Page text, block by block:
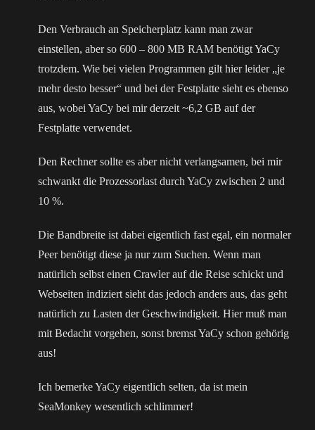
Den Verbrauch an Speicherplatz kann man zwar
einstellen, aber so 600 – 800 MB RAM benötigt YaCy
trotzdem. Wie bei vielen Programmen gilt hier leider „je
mehr desto besser“ und bei der Festplatte sieht es ebenso
aus, wobei YaCy bei mir derzeit ~6,2 GB auf der
Festplatte verwendet.
Den Rechner sollte es aber nicht verlangsamen, bei mir
schwankt die Prozessorlast durch YaCy zwischen 2 und
10 %.
Die Bandbreite ist dabei eigentlich fast egal, ein normaler
Peer benötigt diese ja nur zum Suchen. Wenn man
natürlich selbst einen Crawler auf die Reise schickt und
Webseiten indiziert sieht das jedoch anders aus, das geht
natürlich zu Lasten der Geschwindigkeit. Hier muß man
mit Bedacht vorgehen, sonst bremst YaCy schon gehörig
aus!
Ich bemerke YaCy eigentlich selten, da ist mein
SeaMonkey wesentlich schlimmer!